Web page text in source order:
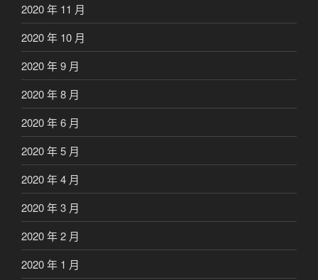
2020 年 11 月
2020 年 10 月
2020 年 9 月
2020 年 8 月
2020 年 6 月
2020 年 5 月
2020 年 4 月
2020 年 3 月
2020 年 2 月
2020 年 1 月